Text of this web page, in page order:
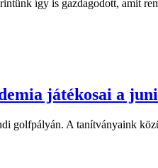
így is gazdagodott, amit
játékosai a
golfpályán. A tanítványaink